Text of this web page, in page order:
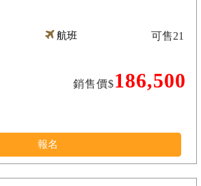
航班
銷售價$186,500
可售21
報名